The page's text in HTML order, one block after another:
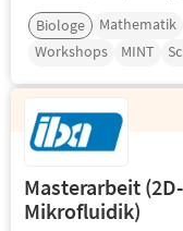
Biologe Mathematik
Workshops
MINT
Masterarbeit
Mikrofluidik)